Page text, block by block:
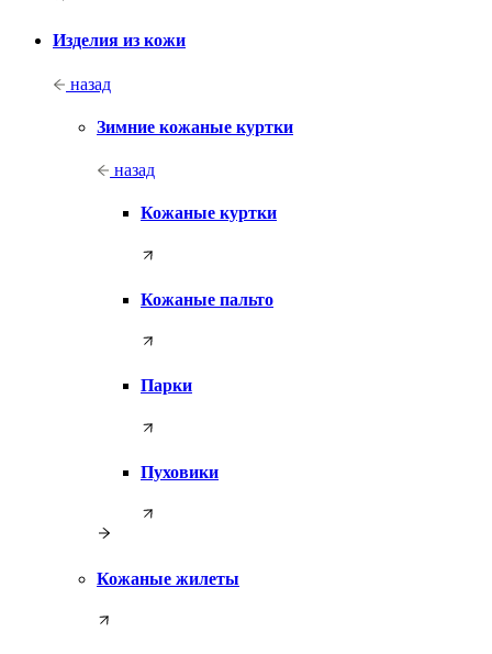
Изделия из кожи
назад
Зимние кожаные куртки
назад
Кожаные куртки
Кожаные пальто
Парки
Пуховики
Кожаные жилеты